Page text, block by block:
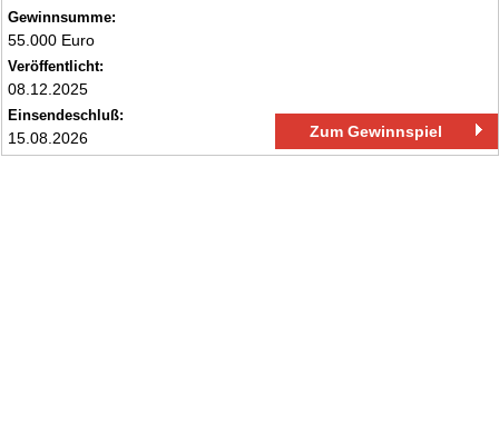
Gewinnsumme:
55.000 Euro
Veröffentlicht:
08.12.2025
Einsendeschluß:
15.08.2026 Zum Gewinnspiel